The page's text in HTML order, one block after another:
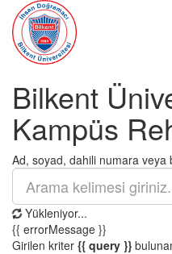
Bilkent
Kampüs
Ad, soyad, dahili numara veya
Yükleniyor...
{{ errorMessage }}
Girilen kriter {{ query }}